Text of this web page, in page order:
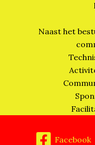
Naast het
Facebook